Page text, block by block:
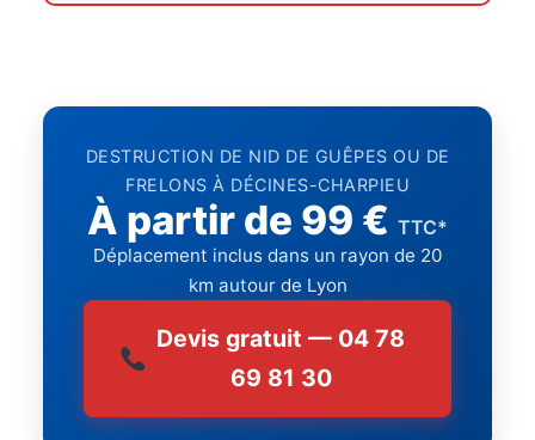
DESTRUCTION DE NID DE GUÊPES OU DE
FRELONS À DÉCINES-CHARPIEU
À partir de 99 € TTC*
Déplacement inclus dans un rayon de 20
km autour de Lyon
Devis gratuit — 04 78
69 81 30